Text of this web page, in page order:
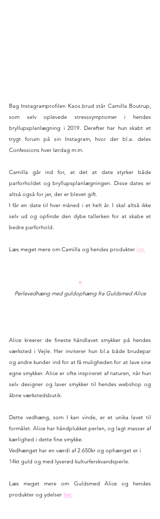
Bag Instagramprofilen Kaos.brud står Camilla Boutrup,
som selv oplevede stresssymptomer i hendes
bryllupsplanlægning i 2019. Derefter har hun skabt et
trygt forum på sin Instagram, hvor der bl.a. deles
Confessions hver lørdag m.m.
Camilla går ind for, at det at date styrker både
parforholdet og bryllupsplanlægningen. Disse dates er
altså også for jer, der er blevet gift.
I får en date til hver måned i et helt år. I skal altså ikke
selv ud og opfinde den dybe tallerken for at skabe et
bedre parforhold.
Læs meget mere om Camilla og hendes produkter her.
♥
Perlevedhæng med guldophæng fra Guldsmed Alice
Alice kreerer de fineste håndlavet smykker på hendes
værksted i Vejle. Her inviterer hun bl.a både brudepar
og andre kunder ind for at få muligheden for at lave sine
egne smykker. Alice er ofte inspireret af naturen, når hun
selv designer og laver smykker til hendes webshop og
åbne værkstedsbutik.
Dette vedhæng, som I kan vinde, er et unika lavet til
formålet. Alice har håndplukket perlen, og lagt masser af
kærlighed i dette fine smykke.
Vedhænget har en værdi af 2.650kr og ophænget er i
14kt guld og med lyserød kulturferskvandsperle.
Læs meget mere om Guldsmed Alice og hendes
produkter og ydelser her.